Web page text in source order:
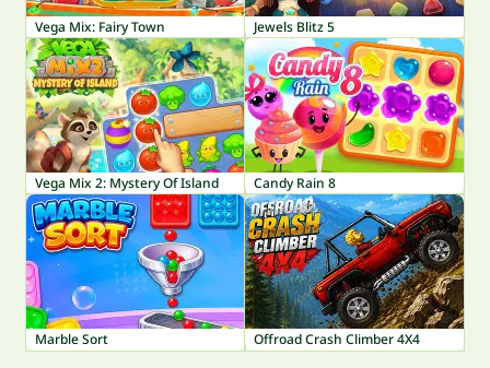
Vega Mix: Fairy Town Jewels Blitz 5
Vega Mix 2: Mystery Of Island Candy Rain 8
Marble Sort Offroad Crash Climber 4X4